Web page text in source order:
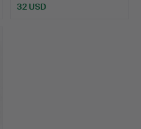
32 USD